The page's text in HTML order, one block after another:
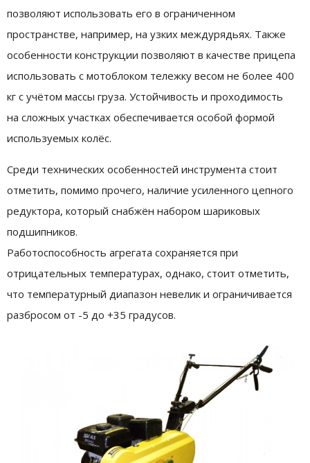
позволяют использовать его в ограниченном
пространстве, например, на узких междурядьях. Также
особенности конструкции позволяют в качестве прицепа
использовать с мотоблоком тележку весом не более 400
кг с учётом массы груза. Устойчивость и проходимость
на сложных участках обеспечивается особой формой
используемых колёс.
Среди технических особенностей инструмента стоит
отметить, помимо прочего, наличие усиленного цепного
редуктора, который снабжён набором шариковых
подшипников.
Работоспособность агрегата сохраняется при
отрицательных температурах, однако, стоит отметить,
что температурный диапазон невелик и ограничивается
разбросом от -5 до +35 градусов.